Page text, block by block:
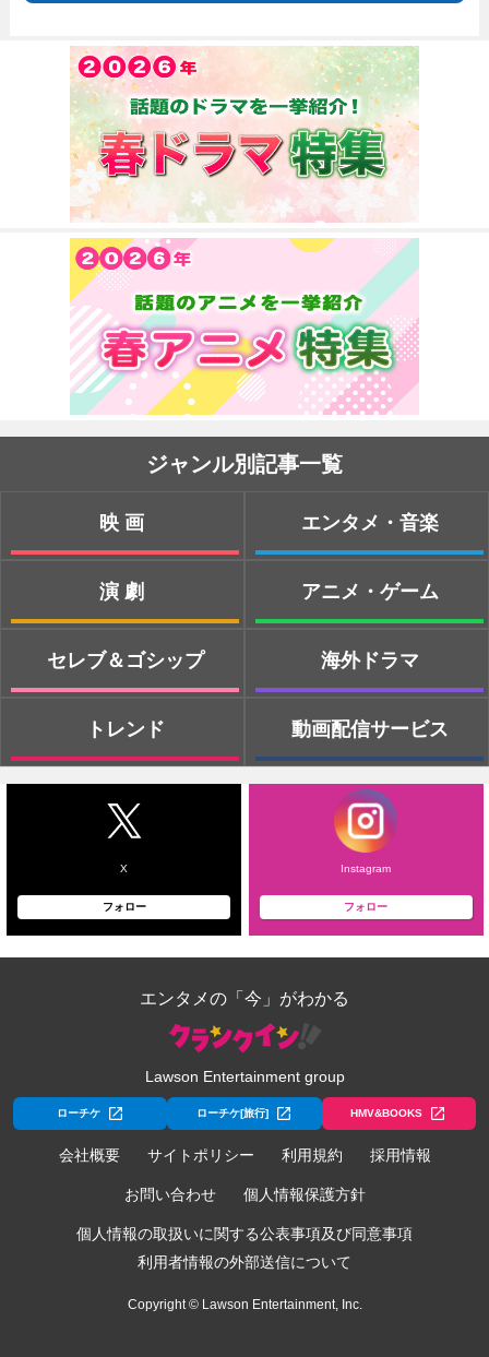
ジャンル別記事一覧
映画
演劇
セレブ＆ゴシップ
トレンド
エンタメ・音楽
アニメ・ゲーム
海外ドラマ
動画配信サービス
X
フォロー
Instagram
フォロー
エンタメの「今」がわかる
Lawson Entertainment group
ローチケ ローチケ[旅行] HMV&BOOKS
会社概要 サイトポリシー 利用規約 採用情報
お問い合わせ 個人情報保護方針
個人情報の取扱いに関する公表事項及び同意事項
利用者情報の外部送信について
Copyright © Lawson Entertainment, Inc.